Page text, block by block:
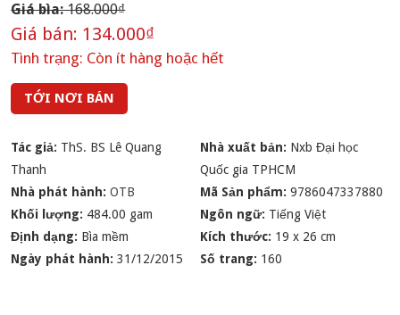
Giá bìa:168.000₫
Giá bán: 134.000₫
Tình trạng: Còn ít hàng hoặc hết
TỚI NƠI BÁN
Tác giả: ThS. BS Lê Quang
Thanh
Nhà xuất bản: Nxb Đại học
Quốc gia TPHCM
Nhà phát hành:OTB Mã Sản phẩm: 9786047337880
Khối lượng: 484.00 gam Ngôn ngữ: Tiếng Việt
Định dạng: Bìa mềm Kích thước: 19 x 26 cm
Ngày phát hành:31/12/2015 Số trang: 160